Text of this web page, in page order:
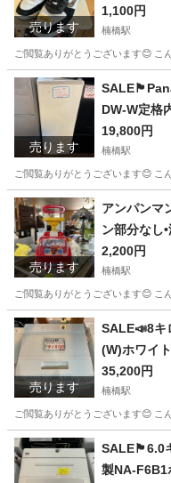
売ります
1,100円
楠橋駅
ご閲覧ありがとうございます😊
福岡 北九州市 楠橋駅
売ります
DW-W定格
19,800円
楠橋駅
ご閲覧ありがとうございます😊 こ
福岡 北九州市 楠橋駅
売ります
アンパンマ
ン部分なし
2,200円
楠橋駅
ご閲覧ありがとうございます😊
福岡 北九州市
売ります
SALE📣8キ
(W)ホワイ
35,200円
楠橋駅
ご閲覧ありがとうございます😊 こ
福岡 北九州市 楠橋駅
SALE🏴6.0
製NA-F6B1